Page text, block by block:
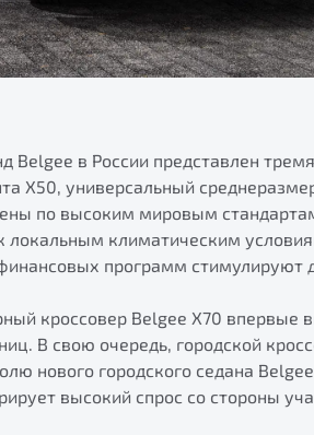
Belgee в России представлен
X50, универсальный
по высоким мировым
локальным климатическим
программ стимулируют
кроссовер Belgee Х70 впервые
В свою очередь, городской
нового городского седана
высокий спрос со стороны